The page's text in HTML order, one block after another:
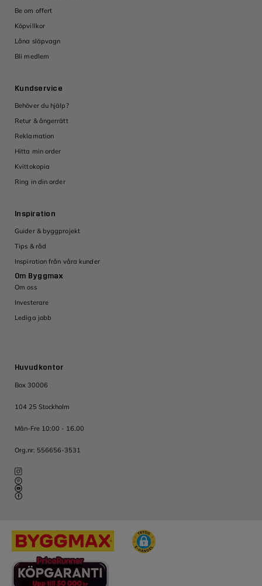
Huvudkontor
Box 30006
104 25 Stockholm
Mån-Fre 10:00 - 16.00
Org.nr: 556656-3531
Be om offert
Köpvillkor
Låna släpvagn
Bli medlem
Kundservice
Behöver du hjälp?
Retur & ångerrätt
Reklamation
Hitta min order
Kvittokopia
Ring in din order
Inspiration
Guider & byggprojekt
Tips & råd
Inspiration från våra kunder
Om Byggmax
Om oss
Investerare
Lediga jobb